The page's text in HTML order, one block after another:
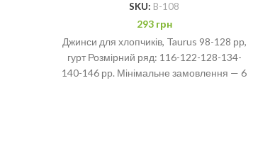
SKU: B-108
293 грн
Джинси для хлопчиків, Taurus 98-128 рр,
гурт Розмірний ряд: 116-122-128-134-
140-146 рр. Мінімальне замовлення — 6